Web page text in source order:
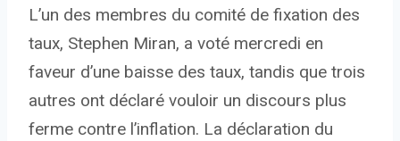
L’un des membres du comité de fixation des
taux, Stephen Miran, a voté mercredi en
faveur d’une baisse des taux, tandis que trois
autres ont déclaré vouloir un discours plus
ferme contre l’inflation. La déclaration du